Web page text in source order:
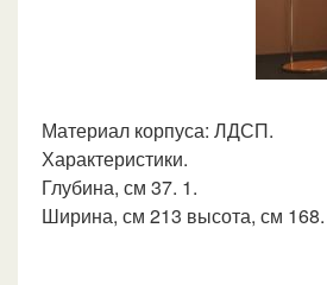
Материал корпуса: ЛДСП.
Характеристики.
Глубина, см 37. 1.
Ширина, см 213 высота, см 168.